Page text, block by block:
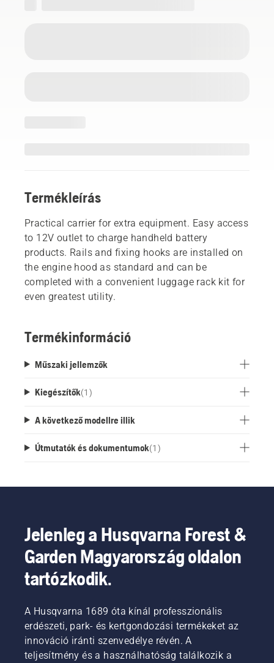
Termékleírás
Practical carrier for extra equipment. Easy access
to 12V outlet to charge handheld battery
products. Rails and fixing hooks are installed on
the engine hood as standard and can be
completed with a convenient luggage rack kit for
even greatest utility.
Termékinformáció
Műszaki jellemzők
Kiegészítők(1 )
A következő modellre illik
Útmutatók és dokumentumok(1 )
Jelenleg a Husqvarna Forest &
Garden Magyarország oldalon
tartózkodik.
A Husqvarna 1689 óta kínál professzionális
erdészeti, park- és kertgondozási termékeket az
innováció iránti szenvedélye révén. A
teljesítmény és a használhatóság találkozik a